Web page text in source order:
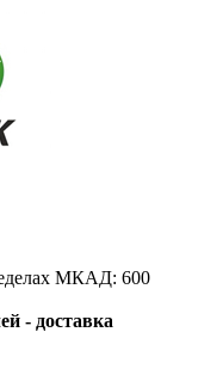
МКАД: 600
- доставка